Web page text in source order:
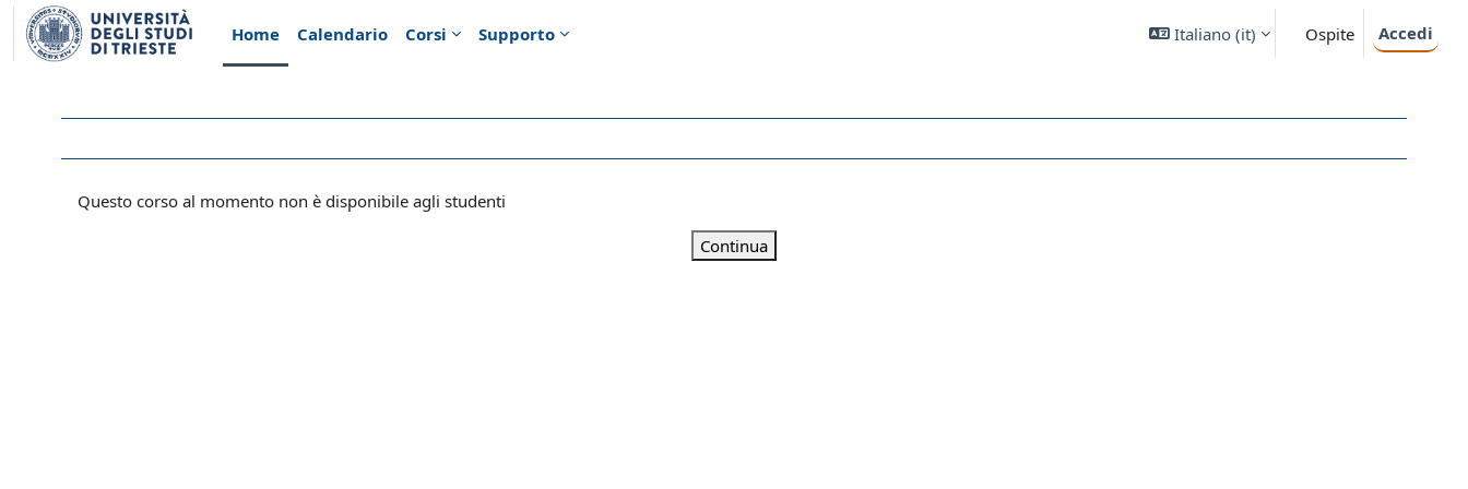
Vai al contenuto principale
Home
Calendario Corsi Supporto Italiano ‎(it)‎ Ospite Accedi
Questo corso al momento non è disponibile agli studenti
Continua